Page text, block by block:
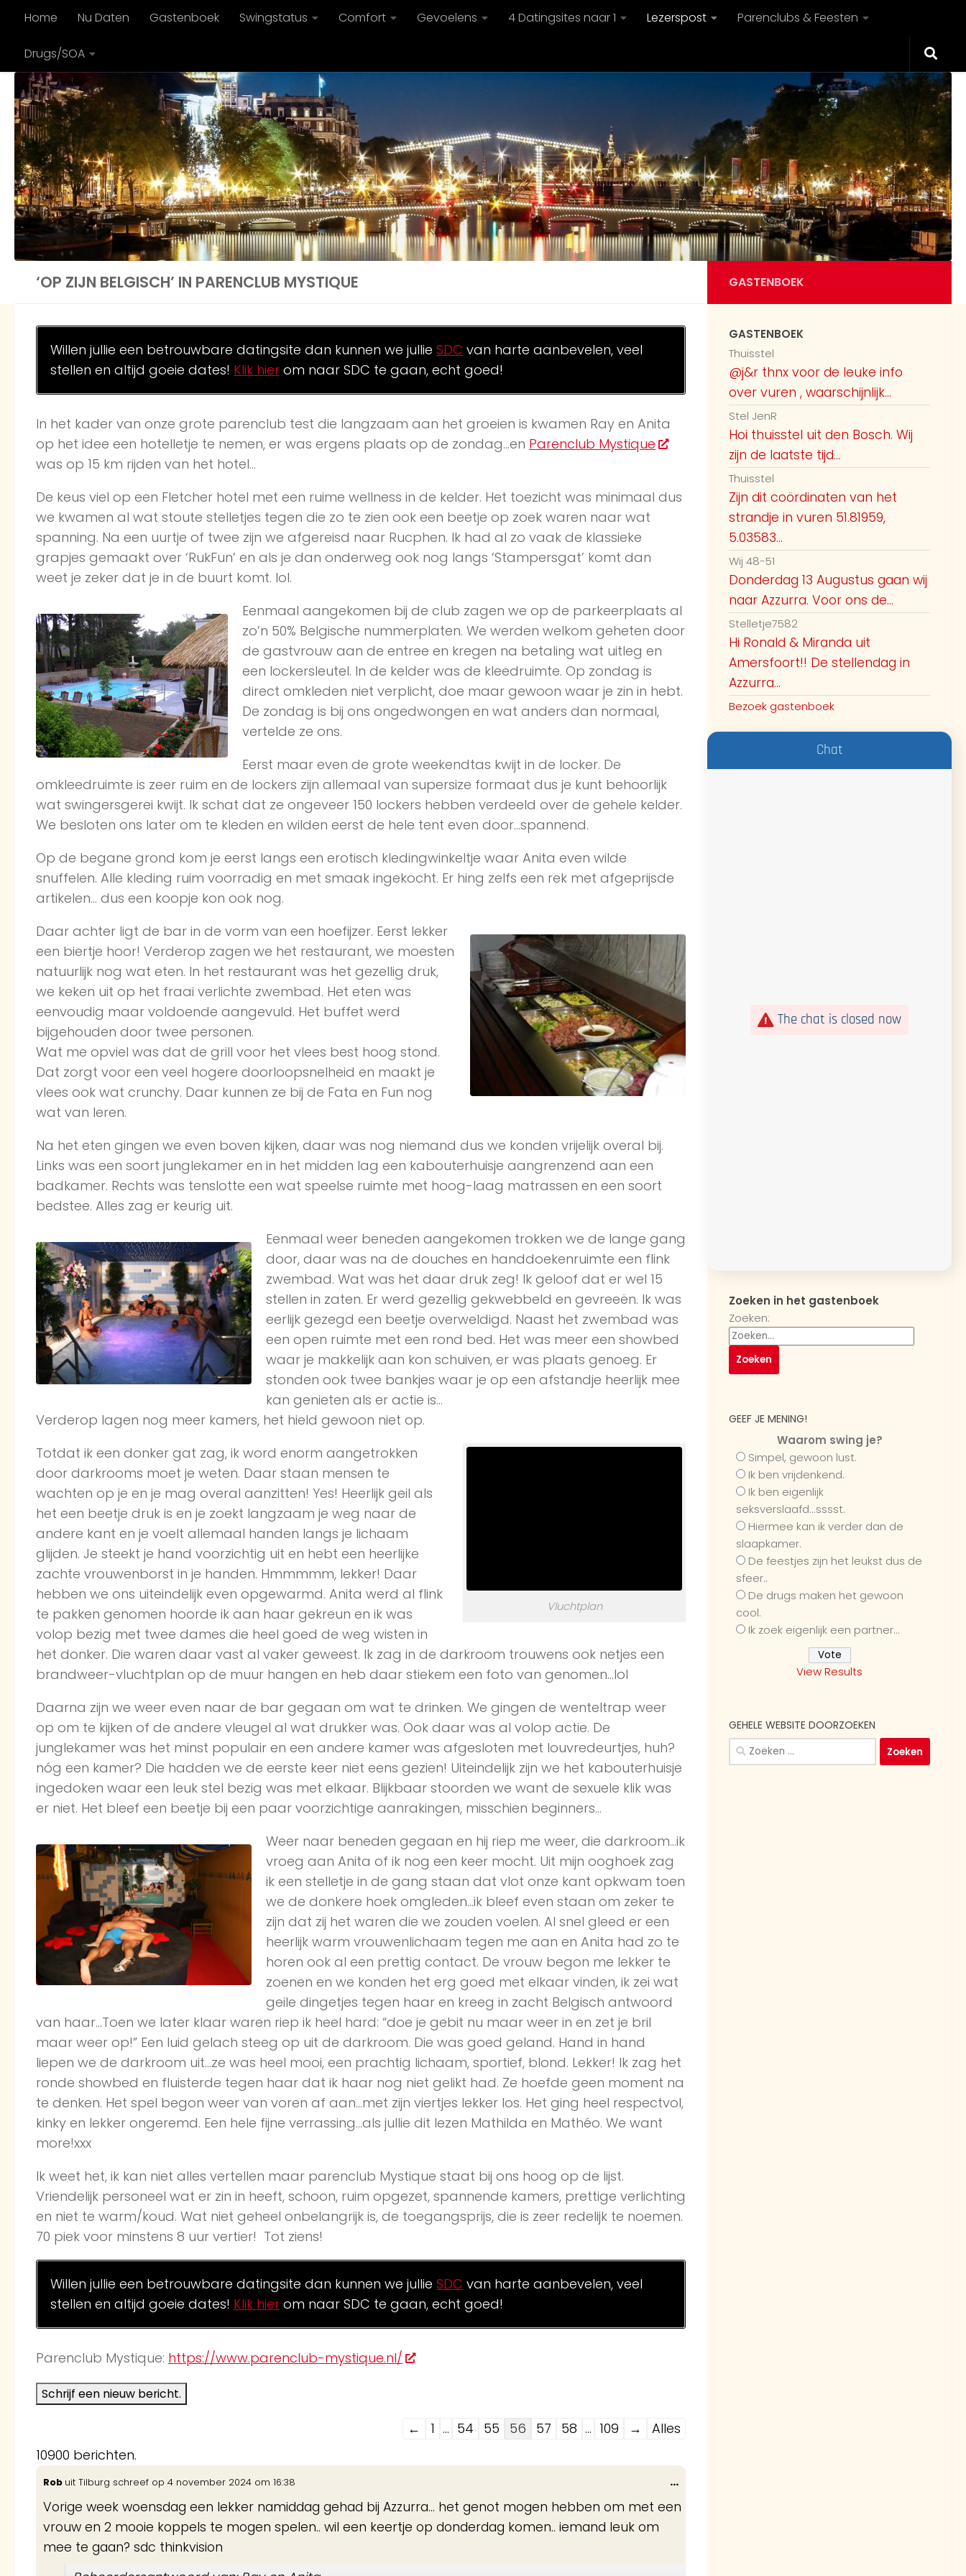
Doorgaan naar inhoud
Home Nu Daten Gastenboek Swingstatus Comfort Gevoelens 4 Datingsites naar 1 Lezerspost Parenclubs & Feesten
Drugs/SOA
‘OP ZIJN BELGISCH’ IN PARENCLUB MYSTIQUE
Willen jullie een betrouwbare datingsite dan kunnen we jullie SDC van harte aanbevelen, veel
stellen en altijd goeie dates! Klik hier om naar SDC te gaan, echt goed!
In het kader van onze grote parenclub test die langzaam aan het groeien is kwamen Ray en Anita
op het idee een hotelletje te nemen, er was ergens plaats op de zondag…en Parenclub Mystique
was op 15 km rijden van het hotel…
De keus viel op een Fletcher hotel met een ruime wellness in de kelder. Het toezicht was minimaal dus
we kwamen al wat stoute stelletjes tegen die zo te zien ook een beetje op zoek waren naar wat
spanning. Na een uurtje of twee zijn we afgereisd naar Rucphen. Ik had al zo vaak de klassieke
grapjes gemaakt over ‘RukFun’ en als je dan onderweg ook nog langs ‘Stampersgat’ komt dan
weet je zeker dat je in de buurt komt. lol.
Eenmaal aangekomen bij de club zagen we op de parkeerplaats al
zo’n 50% Belgische nummerplaten. We werden welkom geheten door
de gastvrouw aan de entree en kregen na betaling wat uitleg en
een lockersleutel. In de kelder was de kleedruimte. Op zondag is
direct omkleden niet verplicht, doe maar gewoon waar je zin in hebt.
De zondag is bij ons ongedwongen en wat anders dan normaal,
vertelde ze ons.
Eerst maar even de grote weekendtas kwijt in de locker. De
omkleedruimte is zeer ruim en de lockers zijn allemaal van supersize formaat dus je kunt behoorlijk
wat swingersgerei kwijt. Ik schat dat ze ongeveer 150 lockers hebben verdeeld over de gehele kelder.
We besloten ons later om te kleden en wilden eerst de hele tent even door…spannend.
Op de begane grond kom je eerst langs een erotisch kledingwinkeltje waar Anita even wilde
snuffelen. Alle kleding ruim voorradig en met smaak ingekocht. Er hing zelfs een rek met afgeprijsde
artikelen… dus een koopje kon ook nog.
Daar achter ligt de bar in de vorm van een hoefijzer. Eerst lekker
een biertje hoor! Verderop zagen we het restaurant, we moesten
natuurlijk nog wat eten. In het restaurant was het gezellig druk,
we keken uit op het fraai verlichte zwembad. Het eten was
eenvoudig maar voldoende aangevuld. Het buffet werd
bijgehouden door twee personen.
Wat me opviel was dat de grill voor het vlees best hoog stond.
Dat zorgt voor een veel hogere doorloopsnelheid en maakt je
vlees ook wat crunchy. Daar kunnen ze bij de Fata en Fun nog
wat van leren.
Na het eten gingen we even boven kijken, daar was nog niemand dus we konden vrijelijk overal bij.
Links was een soort junglekamer en in het midden lag een kabouterhuisje aangrenzend aan een
badkamer. Rechts was tenslotte een wat speelse ruimte met hoog-laag matrassen en een soort
bedstee. Alles zag er keurig uit.
Eenmaal weer beneden aangekomen trokken we de lange gang
door, daar was na de douches en handdoekenruimte een flink
zwembad. Wat was het daar druk zeg! Ik geloof dat er wel 15
stellen in zaten. Er werd gezellig gekwebbeld en gevreeën. Ik was
eerlijk gezegd een beetje overweldigd. Naast het zwembad was
een open ruimte met een rond bed. Het was meer een showbed
waar je makkelijk aan kon schuiven, er was plaats genoeg. Er
stonden ook twee bankjes waar je op een afstandje heerlijk mee
kan genieten als er actie is…
Verderop lagen nog meer kamers, het hield gewoon niet op.
Vluchtplan
Totdat ik een donker gat zag, ik word enorm aangetrokken
door darkrooms moet je weten. Daar staan mensen te
wachten op je en je mag overal aanzitten! Yes! Heerlijk geil als
het een beetje druk is en je zoekt langzaam je weg naar de
andere kant en je voelt allemaal handen langs je lichaam
glijden. Je steekt je hand voorzichtig uit en hebt een heerlijke
zachte vrouwenborst in je handen. Hmmmmm, lekker! Daar
hebben we ons uiteindelijk even opgewarmd. Anita werd al flink
te pakken genomen hoorde ik aan haar gekreun en ik was
volop bezig met twee dames die heel goed de weg wisten in
het donker. Die waren daar vast al vaker geweest. Ik zag in de darkroom trouwens ook netjes een
brandweer-vluchtplan op de muur hangen en heb daar stiekem een foto van genomen…lol
Daarna zijn we weer even naar de bar gegaan om wat te drinken. We gingen de wenteltrap weer
op om te kijken of de andere vleugel al wat drukker was. Ook daar was al volop actie. De
junglekamer was het minst populair en een andere kamer was afgesloten met louvredeurtjes, huh?
nóg een kamer? Die hadden we de eerste keer niet eens gezien! Uiteindelijk zijn we het kabouterhuisje
ingedoken waar een leuk stel bezig was met elkaar. Blijkbaar stoorden we want de sexuele klik was
er niet. Het bleef een beetje bij een paar voorzichtige aanrakingen, misschien beginners…
Weer naar beneden gegaan en hij riep me weer, die darkroom…ik
vroeg aan Anita of ik nog een keer mocht. Uit mijn ooghoek zag
ik een stelletje in de gang staan dat vlot onze kant opkwam toen
we de donkere hoek omgleden…ik bleef even staan om zeker te
zijn dat zij het waren die we zouden voelen. Al snel gleed er een
heerlijk warm vrouwenlichaam tegen me aan en Anita had zo te
horen ook al een prettig contact. De vrouw begon me lekker te
zoenen en we konden het erg goed met elkaar vinden, ik zei wat
geile dingetjes tegen haar en kreeg in zacht Belgisch antwoord
van haar…Toen we later klaar waren riep ik heel hard: “doe je gebit nu maar weer in en zet je bril
maar weer op!” Een luid gelach steeg op uit de darkroom. Die was goed geland. Hand in hand
liepen we de darkroom uit…ze was heel mooi, een prachtig lichaam, sportief, blond. Lekker! Ik zag het
ronde showbed en fluisterde tegen haar dat ik haar nog niet gelikt had. Ze hoefde geen moment na
te denken. Het spel begon weer van voren af aan…met zijn viertjes lekker los. Het ging heel respectvol,
kinky en lekker ongeremd. Een hele fijne verrassing…als jullie dit lezen Mathilda en Mathéo. We want
more!xxx
Ik weet het, ik kan niet alles vertellen maar parenclub Mystique staat bij ons hoog op de lijst.
Vriendelijk personeel wat er zin in heeft, schoon, ruim opgezet, spannende kamers, prettige verlichting
en niet te warm/koud. Wat niet geheel onbelangrijk is, de toegangsprijs, die is zeer redelijk te noemen.
70 piek voor minstens 8 uur vertier! Tot ziens!
Willen jullie een betrouwbare datingsite dan kunnen we jullie SDC van harte aanbevelen, veel
stellen en altijd goeie dates! Klik hier om naar SDC te gaan, echt goed!
Parenclub Mystique: https://www.parenclub-mystique.nl/
Navigatie
de
lijst
← 1 ... 54 55 56 57 58 ... 109 →
Alles
10900 berichten.
Rob uit Tilburg schreef op 4 november 2024 om 16:38
Vorige week woensdag een lekker namiddag gehad bij Azzurra… het genot mogen hebben om met een
vrouw en 2 mooie koppels te mogen spelen.. wil een keertje op donderdag komen.. iemand leuk om
mee te gaan? sdc thinkvision
...Wissel
metabox.
GASTENBOEK
GASTENBOEK
Thuisstel
@j&r thnx voor de leuke info
over vuren , waarschijnlijk...
Stel JenR
Hoi thuisstel uit den Bosch. Wij
zijn de laatste tijd...
Thuisstel
Zijn dit coördinaten van het
strandje in vuren 51.81959,
5.03583...
Wij 48-51
Donderdag 13 Augustus gaan wij
naar Azzurra. Voor ons de...
Stelletje7582
Hi Ronald & Miranda uit
Amersfoort!! De stellendag in
Azzurra...
Bezoek gastenboek
Chat
The chat is closed now
Zoeken in het gastenboek
Zoeken:
GEEF JE MENING!
Waarom swing je?
Simpel, gewoon lust.
Ik ben vrijdenkend.
Ik ben eigenlijk
seksverslaafd...sssst.
Hiermee kan ik verder dan de
slaapkamer.
De feestjes zijn het leukst dus de
sfeer..
De drugs maken het gewoon
cool.
Ik zoek eigenlijk een partner...
View Results
GEHELE WEBSITE DOORZOEKEN
Zoeken
naar: